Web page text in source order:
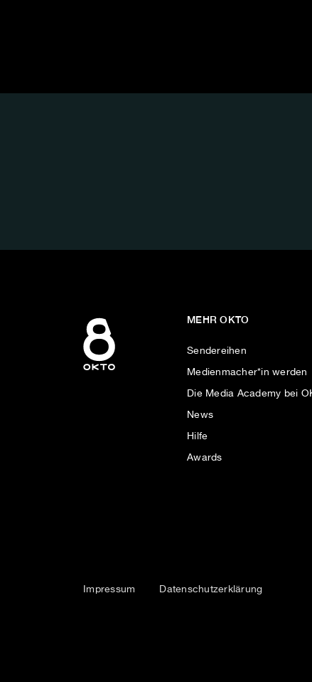
MEHR OKTO
Sendereihen
Medienmacher*in werden
Die Media Academy bei
News
Hilfe
Awards
Impressum Datenschutzerklärung